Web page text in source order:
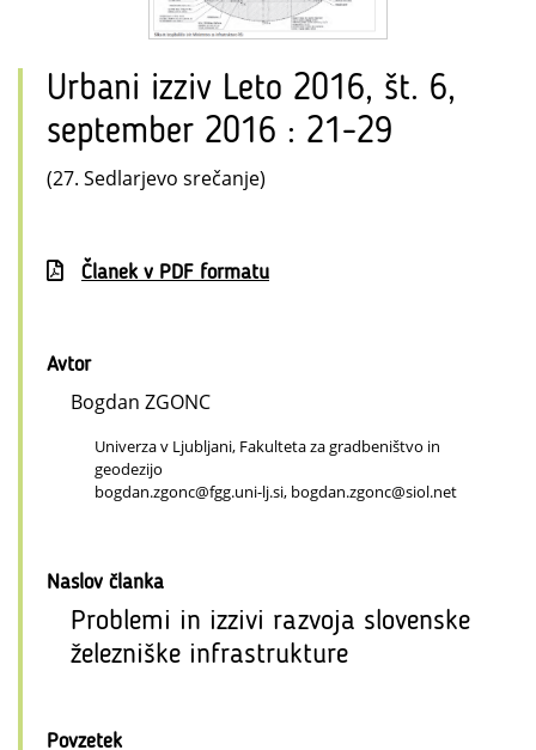
Urbani izziv Leto 2016, št. 6,
september 2016 : 21-29
(27. Sedlarjevo srečanje)
Članek v PDF formatu
Avtor
Bogdan ZGONC
Univerza v Ljubljani, Fakulteta za gradbeništvo in
geodezijo
bogdan.zgonc@fgg.uni-lj.si, bogdan.zgonc@siol.net
Naslov članka
Problemi in izzivi razvoja slovenske
železniške infrastrukture
Povzetek